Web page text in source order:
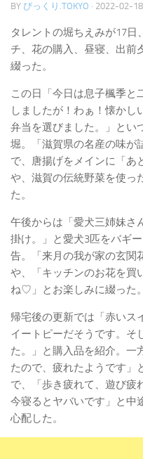
BY びっくり.TOKYO · 2022-02-18
タレントの堀ちえみが17
チ、花の購入、昼寝、出前
綴った。
この日「今日は息子楓季と
しましたが！わぁ！懐かし
弁当を選びました。」とい
堀。「滋賀県の名産の味が
で、唐揚げをメインに「あ
や、滋賀の伝統野菜を使っ
た。
午後からは「愛犬三姉妹さ
掛け。」と愛犬3匹をバギ
告。「来月の我が家の玄関
や、「キッチンのお花を
ね♡」とお楽しみに綴った。
帰宅後の更新では「赤いス
イートピーだそうです。そ
た。」と購入品を紹介。一
たので、疲れたようです」
で、「歩き疲れて、遊び疲
今寝るとヤバいです」と中
心配した。